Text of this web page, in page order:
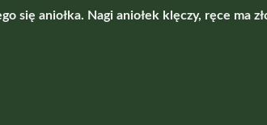
się aniołka. Nagi aniołek klęczy, ręce ma